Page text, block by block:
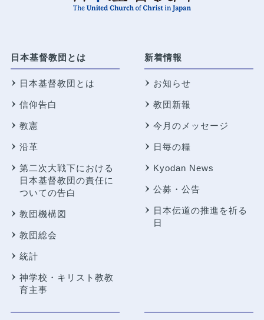
日本基督教団とは
日本基督教団とは
信仰告白
教憲
沿革
第二次大戦下における
日本基督教団の責任に
ついての告白
教団機構図
教団総会
統計
神学校・キリスト教教
育主事
新着情報
お知らせ
教団新報
今月のメッセージ
日毎の糧
Kyodan News
公募・公告
日本伝道の推進を祈る
日